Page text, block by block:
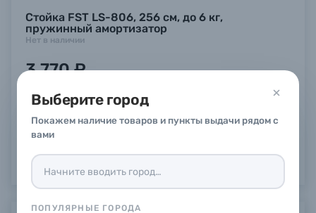
Выберите город
Покажем наличие товаров и пункты выдачи рядом с
вами
ПОПУЛЯРНЫЕ ГОРОДА
Стойка FST LS-806, 256 см, до 6 кг,
пружинный амортизатор
Нет в наличии
3 770 ₽